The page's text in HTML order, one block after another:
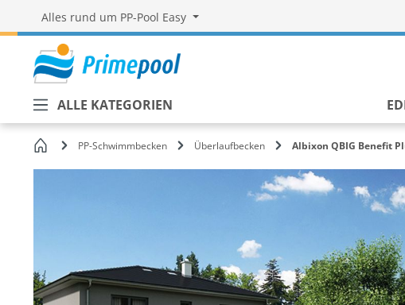
Alles rund um PP-Pool Easy
ALLE KATEGORIEN
Startseite PP-Schwimmbecken Überlaufbecken Albixon QBIG Benefit